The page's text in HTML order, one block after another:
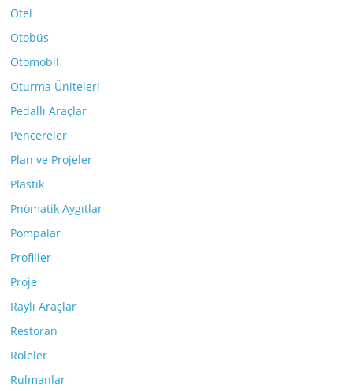
Otel
Otobüs
Otomobil
Oturma Üniteleri
Pedallı Araçlar
Pencereler
Plan ve Projeler
Plastik
Pnömatik Aygıtlar
Pompalar
Profiller
Proje
Raylı Araçlar
Restoran
Röleler
Rulmanlar